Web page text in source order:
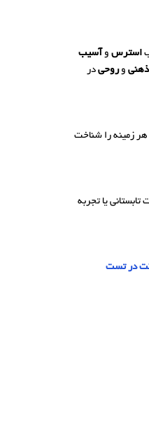
استرس و آسیب
ذهنی وروحی در
زمینه را شناخت
یا تجربه
در تست